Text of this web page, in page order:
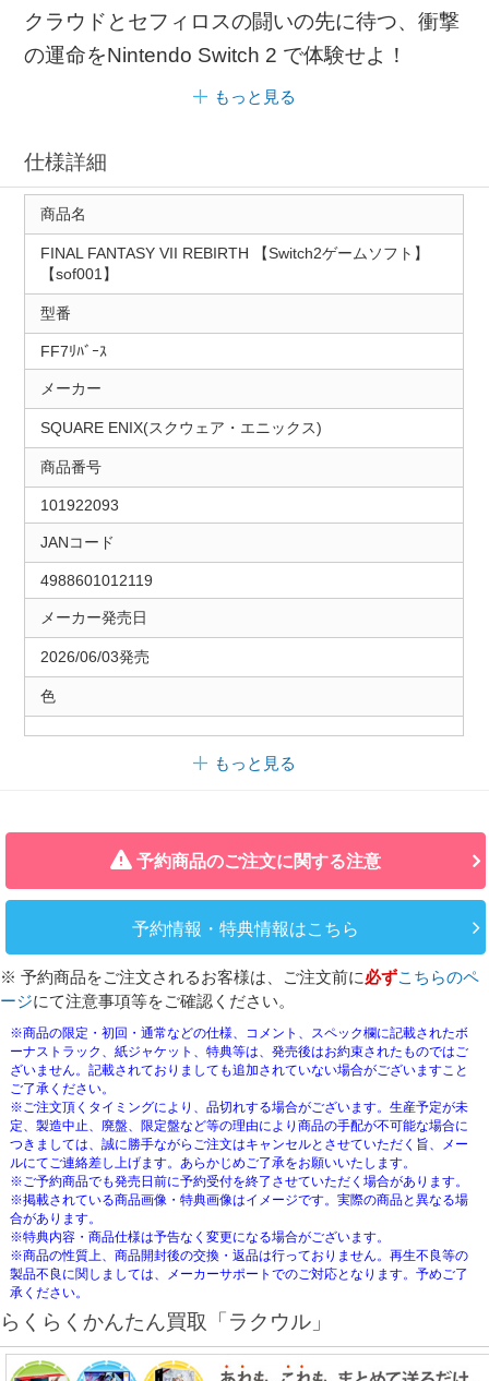
クラウドとセフィロスの闘いの先に待つ、衝撃
の運命をNintendo Switch 2 で体験せよ！
もっと見る
仕様詳細
商品名
FINAL FANTASY VII REBIRTH 【Switch2ゲームソフト】
【sof001】
型番
FF7ﾘﾊﾞｰｽ
メーカー
SQUARE ENIX(スクウェア・エニックス)
商品番号
101922093
JANコード
4988601012119
メーカー発売日
2026/06/03発売
色
もっと見る
予約商品のご注文に関する注意
予約情報・特典情報はこちら
※ 予約商品をご注文されるお客様は、ご注文前に必ずこちらのペ
ージにて注意事項等をご確認ください。
※商品の限定・初回・通常などの仕様、コメント、スペック欄に記載されたボ
ーナストラック、紙ジャケット、特典等は、発売後はお約束されたものではご
ざいません。記載されておりましても追加されていない場合がございますこと
ご了承ください。
※ご注文頂くタイミングにより、品切れする場合がございます。生産予定が未
定、製造中止、廃盤、限定盤など等の理由により商品の手配が不可能な場合に
つきましては、誠に勝手ながらご注文はキャンセルとさせていただく旨、メー
ルにてご連絡差し上げます。あらかじめご了承をお願いいたします。
※ご予約商品でも発売日前に予約受付を終了させていただく場合があります。
※掲載されている商品画像・特典画像はイメージです。実際の商品と異なる場
合があります。
※特典内容・商品仕様は予告なく変更になる場合がございます。
※商品の性質上、商品開封後の交換・返品は行っておりません。再生不良等の
製品不良に関しましては、メーカーサポートでのご対応となります。予めご了
承ください。
らくらくかんたん買取「ラクウル」